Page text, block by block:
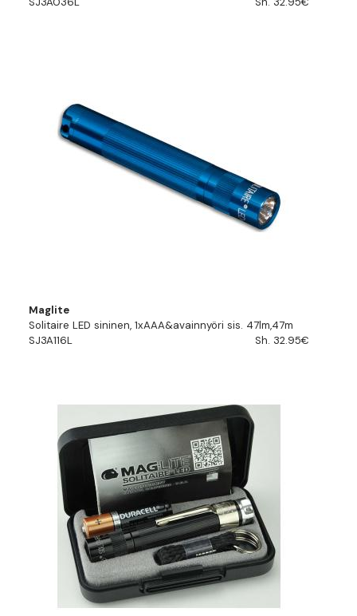
Maglite
Solitaire LED sininen, 1xAAA&avainnyöri sis. 47lm,47m
SJ3A116L
Sh. 32.95€